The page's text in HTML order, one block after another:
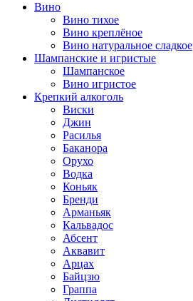
Вино
Вино тихое
Вино креплёное
Вино натуральное сладкое
Шампанские и игристые
Шампанское
Вино игристое
Крепкий алкоголь
Виски
Джин
Расилья
Баканора
Орухо
Водка
Коньяк
Бренди
Арманьяк
Кальвадос
Абсент
Аквавит
Арцах
Байцзю
Граппа